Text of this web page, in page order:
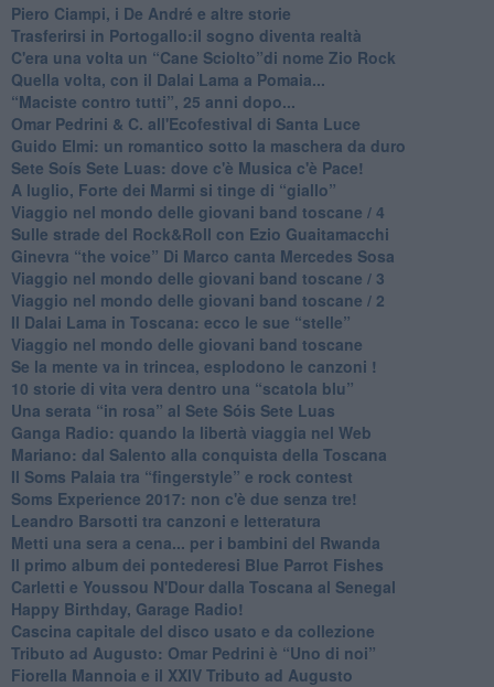
​Piero Ciampi, i De André e altre storie
​Trasferirsi in Portogallo:il sogno diventa realtà
​C'era una volta un “Cane Sciolto”di nome Zio Rock
Quella volta, con il Dalai Lama a Pomaia...
​“Maciste contro tutti”, 25 anni dopo...
​Omar Pedrini & C. all'Ecofestival di Santa Luce
Guido Elmi: un romantico sotto la maschera da duro
Sete Soís Sete Luas: dove c'è Musica c'è Pace!
​A luglio, Forte dei Marmi si tinge di “giallo”
Viaggio nel mondo delle giovani band toscane / 4
Sulle strade del Rock&Roll con Ezio Guaitamacchi
​Ginevra “the voice” Di Marco canta Mercedes Sosa
Viaggio nel mondo delle giovani band toscane / 3
​Viaggio nel mondo delle giovani band toscane / 2
Il Dalai Lama in Toscana: ecco le sue “stelle”
Viaggio nel mondo delle giovani band toscane
Se la mente va in trincea, esplodono le canzoni !
​10 storie di vita vera dentro una “scatola blu”
​Una serata “in rosa” al Sete Sóis Sete Luas
Ganga Radio: quando la libertà viaggia nel Web
Mariano: dal Salento alla conquista della Toscana
​Il Soms Palaia tra “fingerstyle” e rock contest
Soms Experience 2017: non c'è due senza tre!
​Leandro Barsotti tra canzoni e letteratura
​Metti una sera a cena... per i bambini del Rwanda
​Il primo album dei pontederesi Blue Parrot Fishes
Carletti e Youssou N'Dour dalla Toscana al Senegal
Happy Birthday, Garage Radio!
​Cascina capitale del disco usato e da collezione
Tributo ad Augusto: Omar Pedrini è “Uno di noi”
​Fiorella Mannoia e il XXIV Tributo ad Augusto